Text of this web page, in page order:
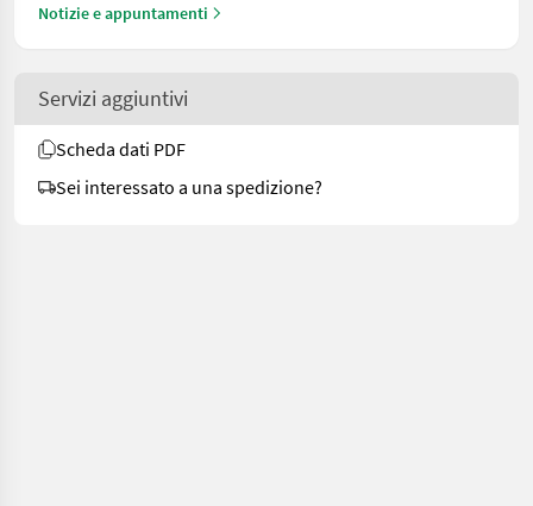
Notizie e appuntamenti
Servizi aggiuntivi
Scheda dati PDF
Sei interessato a una spedizione?